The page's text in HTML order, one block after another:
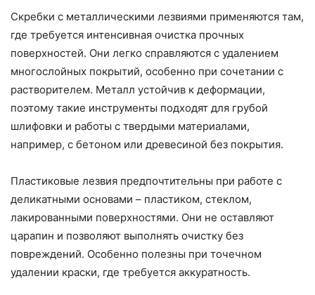
Скребки с металлическими лезвиями применяются там,
где требуется интенсивная очистка прочных
поверхностей. Они легко справляются с удалением
многослойных покрытий, особенно при сочетании с
растворителем. Металл устойчив к деформации,
поэтому такие инструменты подходят для грубой
шлифовки и работы с твердыми материалами,
например, с бетоном или древесиной без покрытия.
Пластиковые лезвия предпочтительны при работе с
деликатными основами – пластиком, стеклом,
лакированными поверхностями. Они не оставляют
царапин и позволяют выполнять очистку без
повреждений. Особенно полезны при точечном
удалении краски, где требуется аккуратность.